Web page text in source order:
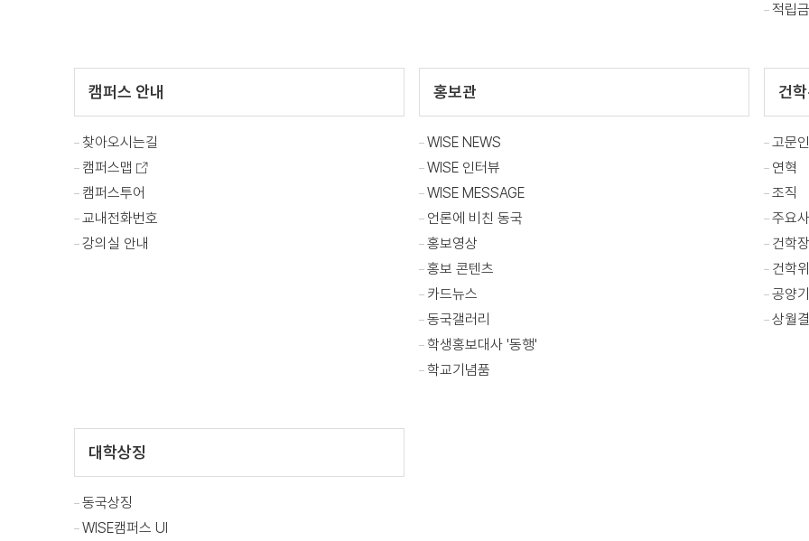
적립
캠퍼스 안내
찾아오시는길
캠퍼스맵
캠퍼스투어
교내전화번호
강의실 안내
홍보관
WISE NEWS
WISE 인터뷰
WISE MESSAGE
언론에 비친 동국
홍보영상
홍보 콘텐츠
카드뉴스
동국갤러리
학생홍보대사 '동행'
학교기념품
건
고문
연혁
조직
주요
건학
건학
공양
상월
대학상징
동국상징
WISE캠퍼스 UI